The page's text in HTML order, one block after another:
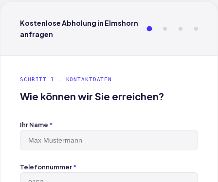
Kostenlose Abholung in Elmshorn
anfragen
SCHRITT 1 — KONTAKTDATEN
Wie können wir Sie erreichen?
Ihr Name *
Telefonnummer*